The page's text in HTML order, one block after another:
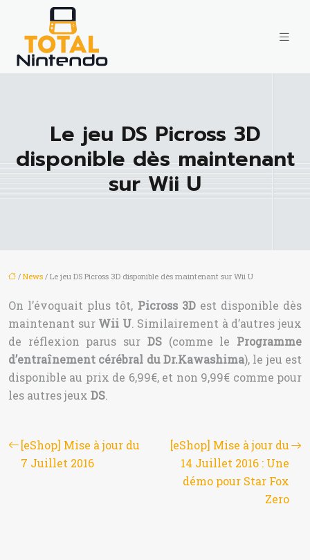
Le jeu DS Picross 3D
disponible dès maintenant
sur Wii U
/ News / Le jeu DS Picross 3D disponible dès maintenant sur Wii U
On l’évoquait plus tôt, Picross 3Dest disponible dès
maintenant sur Wii U. Similairement à d’autres jeux
de réflexion parus sur DS(comme le Programme
d’entraînement cérébral du Dr.Kawashima), le jeu est
disponible au prix de 6,99€, et non 9,99€ comme pour
les autres jeux DS.
[eShop] Mise à jour du
7 Juillet 2016
[eShop] Mise à jour du
14 Juillet 2016 : Une
démo pour Star Fox
Zero